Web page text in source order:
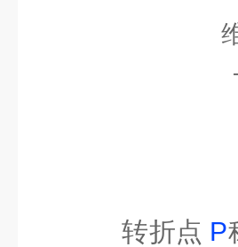
转折点 P